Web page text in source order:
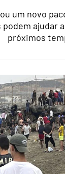
um novo
podem ajudar
próximos